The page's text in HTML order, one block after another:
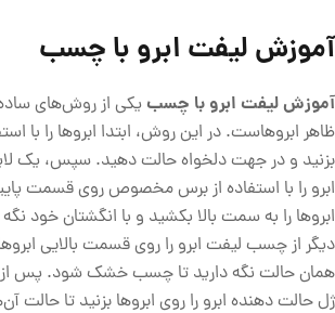
آموزش لیفت ابرو با چسب
آموزش لیفت ابرو با چسب یکی از روش‌های ساده
ظاهر ابروهاست. در این روش، ابتدا ابروها را با
بزنید و در جهت دلخواه حالت دهید. سپس، یک
ابرو را با استفاده از برس مخصوص روی قسمت
ابروها را به سمت بالا بکشید و با انگشتان خود
دیگر از چسب لیفت ابرو را روی قسمت بالایی ابروها
همان حالت نگه دارید تا چسب خشک شود.
ژل حالت دهنده ابرو را روی ابروها بزنید تا حالت